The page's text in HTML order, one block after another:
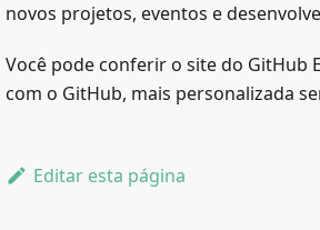
novos projetos, eventos e
Você pode conferir o site do GitHub
com o GitHub, mais personalizada
Editar esta página